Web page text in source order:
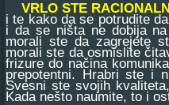
VRLO STE RACIONALNI
i te kako da se potrudite
i da se ništa ne dobija
morali ste da zagrejete
morali ste da osmislite
frizure do načina
prepotentni. Hrabri ste i
Svesni ste svojih
Kada nešto naumite, to i